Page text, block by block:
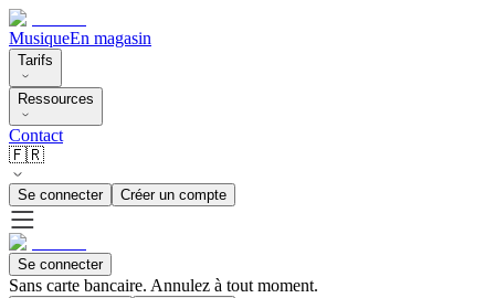
MusiqueEn magasin
Tarifs
Ressources
Contact
🇫🇷
Se connecter Créer un compte
Se connecter
Sans carte bancaire. Annulez à tout moment.